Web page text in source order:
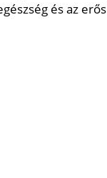
és az erős